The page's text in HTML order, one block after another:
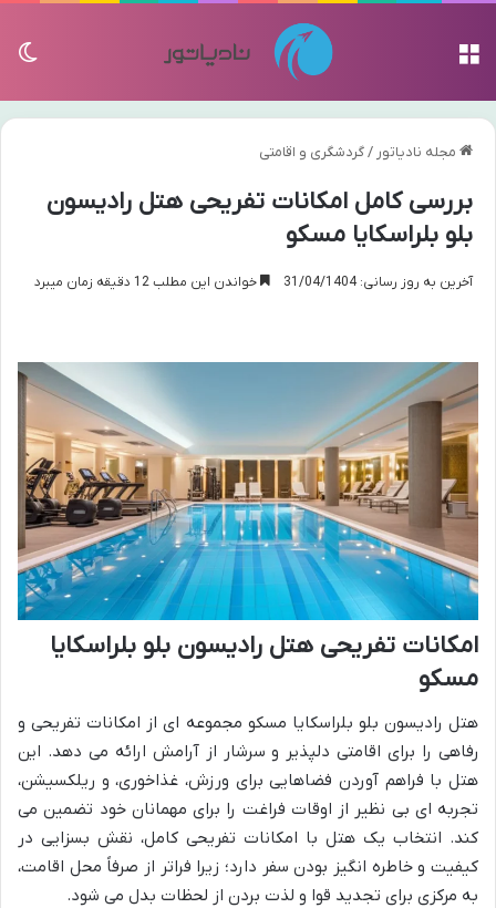
مجله نادیاتور /گردشگری و اقامتی
بررسی کامل امکانات تفریحی هتل رادیسون
بلو بلراسکایا مسکو
آخرین به روز رسانی: 31/04/1404 خواندن این مطلب 12 دقیقه زمان میبرد
امکانات تفریحی هتل رادیسون بلو بلراسکایا
مسکو
هتل رادیسون بلو بلراسکایا مسکو مجموعه ای از امکانات تفریحی و
رفاهی را برای اقامتی دلپذیر و سرشار از آرامش ارائه می دهد. این
هتل با فراهم آوردن فضاهایی برای ورزش، غذاخوری، و ریلکسیشن،
تجربه ای بی نظیر از اوقات فراغت را برای مهمانان خود تضمین می
کند. انتخاب یک هتل با امکانات تفریحی کامل، نقش بسزایی در
کیفیت و خاطره انگیز بودن سفر دارد؛ زیرا فراتر از صرفاً محل اقامت،
به مرکزی برای تجدید قوا و لذت بردن از لحظات بدل می شود.